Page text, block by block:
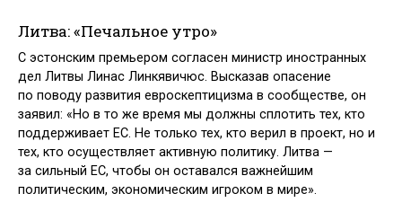
Литва: «Печальное утро»
С эстонским премьером согласен министр иностранных
дел Литвы Линас Линкявичюс. Высказав опасение
по поводу развития евроскептицизма в сообществе, он
заявил: «Но в то же время мы должны сплотить тех, кто
поддерживает ЕС. Не только тех, кто верил в проект, но и
тех, кто осуществляет активную политику. Литва —
за сильный ЕС, чтобы он оставался важнейшим
политическим, экономическим игроком в мире».